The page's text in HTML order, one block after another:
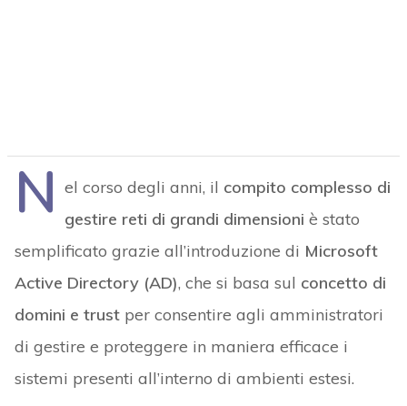
N el corso degli anni, il compito complesso di
gestire reti di grandi dimensioni è stato
semplificato grazie all’introduzione di Microsoft
Active Directory (AD), che si basa sul concetto di
domini e trustper consentire agli amministratori
di gestire e proteggere in maniera efficace i
sistemi presenti all’interno di ambienti estesi.